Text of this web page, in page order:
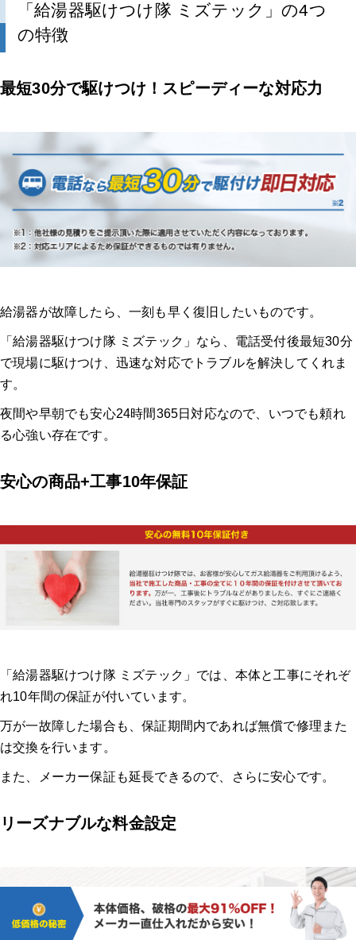
「給湯器駆けつけ隊 ミズテック」の4つ
の特徴
最短30分で駆けつけ！スピーディーな対応力
給湯器が故障したら、一刻も早く復旧したいものです。
「給湯器駆けつけ隊 ミズテック」なら、電話受付後最短30分
で現場に駆けつけ、迅速な対応でトラブルを解決してくれま
す。
夜間や早朝でも安心24時間365日対応なので、いつでも頼れ
る心強い存在です。
安心の商品+工事10年保証
「給湯器駆けつけ隊 ミズテック」では、本体と工事にそれぞ
れ10年間の保証が付いています。
万が一故障した場合も、保証期間内であれば無償で修理また
は交換を行います。
また、メーカー保証も延長できるので、さらに安心です。
リーズナブルな料金設定